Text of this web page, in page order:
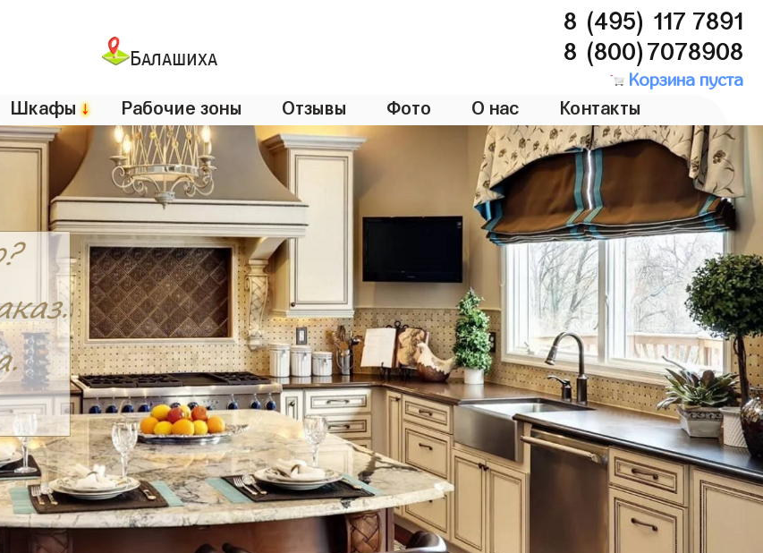
Балашиха
8 (495) 117 7891
8 (800)7078908
Корзина пуста
Шкафы↓ Рабочие зоны Отзывы Фото О нас Контакты